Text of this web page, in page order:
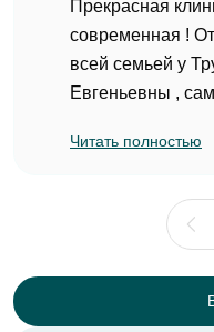
Прекрасная
современная !
всей семьей у
Евгеньевны ,
доктор и
врача Шадрина
отличные
(Отзыв
Читать полностью